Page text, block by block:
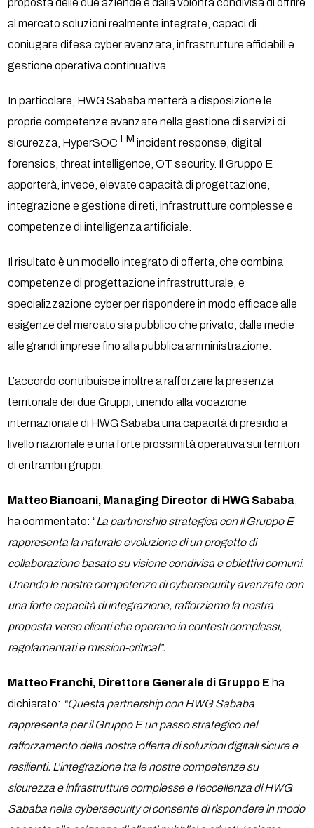
proposta delle due aziende e dalla volontà condivisa di offrire
al mercato soluzioni realmente integrate, capaci di
coniugare difesa cyber avanzata, infrastrutture affidabili e
gestione operativa continuativa.
In particolare, HWG Sababa metterà a disposizione le
proprie competenze avanzate nella gestione di servizi di
sicurezza, HyperSOCTM incident response, digital
forensics, threat intelligence, OT security. Il Gruppo E
apporterà, invece, elevate capacità di progettazione,
integrazione e gestione di reti, infrastrutture complesse e
competenze di intelligenza artificiale.
Il risultato è un modello integrato di offerta, che combina
competenze di progettazione infrastrutturale, e
specializzazione cyber per rispondere in modo efficace alle
esigenze del mercato sia pubblico che privato, dalle medie
alle grandi imprese fino alla pubblica amministrazione.
L’accordo contribuisce inoltre a rafforzare la presenza
territoriale dei due Gruppi, unendo alla vocazione
internazionale di HWG Sababa una capacità di presidio a
livello nazionale e una forte prossimità operativa sui territori
di entrambi i gruppi.
Matteo Biancani, Managing Director di HWG Sababa
ha commentato: “La partnership strategica con il Gruppo E
rappresenta la naturale evoluzione di un progetto di
collaborazione basato su visione condivisa e obiettivi comuni.
Unendo le nostre competenze di cybersecurity avanzata con
una forte capacità di integrazione, rafforziamo la nostra
proposta verso clienti che operano in contesti complessi,
regolamentati e mission-critical”.
Matteo Franchi, Direttore Generale di Gruppo E ha
dichiarato: “Questa partnership con HWG Sababa
rappresenta per il Gruppo E un passo strategico nel
rafforzamento della nostra offerta di soluzioni digitali sicure e
resilienti. L’integrazione tra le nostre competenze su
sicurezza e infrastrutture complesse e l’eccellenza di HWG
Sababa nella cybersecurity ci consente di rispondere in modo